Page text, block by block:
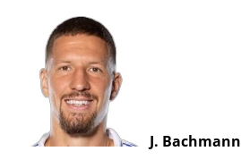
J. Bachmann